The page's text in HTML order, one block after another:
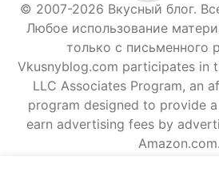
© 2007-2026 Вкусный блог.
Любое использование
только с письменного
Vkusnyblog.com participates in
LLC Associates Program, an
program designed to provide
earn advertising fees by
Amazon.com.